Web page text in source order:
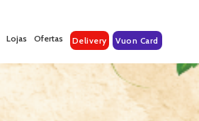
Lojas Ofertas Delivery Vuon Card